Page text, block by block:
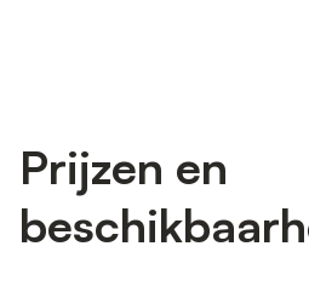
Prijzen en